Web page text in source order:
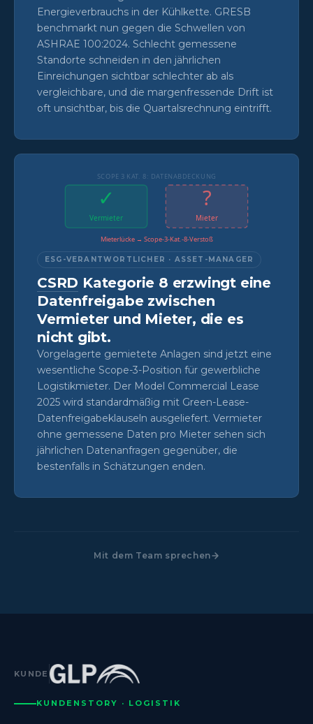
Energieverbrauchs in der Kühlkette. GRESB
benchmarkt nun gegen die Schwellen von
ASHRAE 100:2024. Schlecht gemessene
Standorte schneiden in den jährlichen
Einreichungen sichtbar schlechter ab als
vergleichbare, und die margenfressende Drift ist
oft unsichtbar, bis die Quartalsrechnung eintrifft.
SCOPE 3 KAT. 8: DATENABDECKUNG
✓
Vermieter
?
Mieter
Mieterlücke → Scope-3-Kat.-8-Verstoß
ESG-VERANTWORTLICHER · ASSET-MANAGER
CSRD Kategorie 8 erzwingt eine
Datenfreigabe zwischen
Vermieter und Mieter, die es
nicht gibt.
Vorgelagerte gemietete Anlagen sind jetzt eine
wesentliche Scope-3-Position für gewerbliche
Logistikmieter. Der Model Commercial Lease
2025 wird standardmäßig mit Green-Lease-
Datenfreigabeklauseln ausgeliefert. Vermieter
ohne gemessene Daten pro Mieter sehen sich
jährlichen Datenanfragen gegenüber, die
bestenfalls in Schätzungen enden.
Mit dem Team sprechen
KUNDE
KUNDENSTORY · LOGISTIK